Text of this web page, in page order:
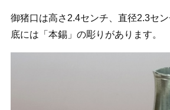
御猪口は高さ2.4センチ、直径2.3セン
底には「本錫」の彫りがあります。